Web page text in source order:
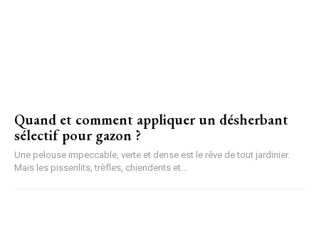
Quand et comment appliquer un désherbant
sélectif pour gazon ?
Une pelouse impeccable, verte et dense est le rêve de tout jardinier.
Mais les pissenlits, trèfles, chiendents et...